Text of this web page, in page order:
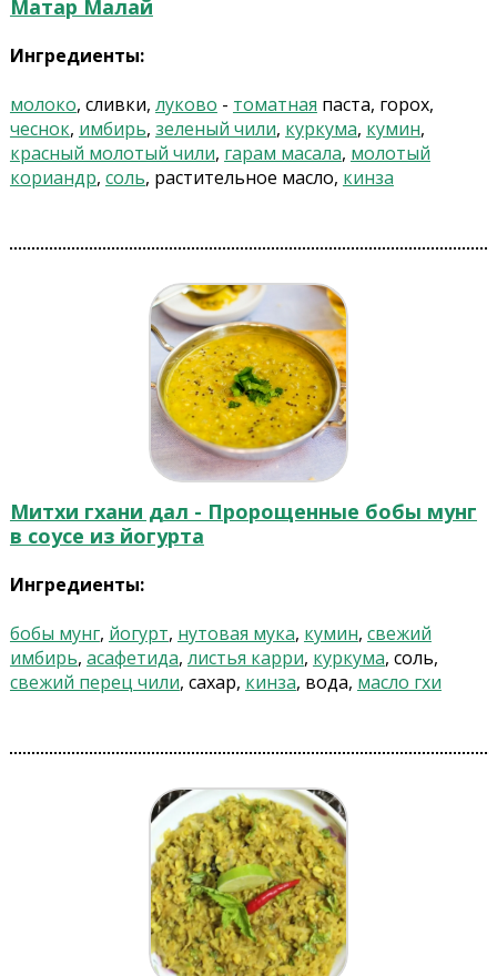
Матар Малай
Ингредиенты:
молоко, сливки, луково - томатная паста, горох,
чеснок, имбирь, зеленый чили, куркума, кумин,
красный молотый чили, гарам масала, молотый
кориандр, соль, растительное масло, кинза
Митхи гхани дал - Пророщенные бобы мунг
в соусе из йогурта
Ингредиенты:
бобы мунг, йогурт, нутовая мука, кумин, свежий
имбирь, асафетида, листья карри, куркума, соль,
свежий перец чили, сахар, кинза, вода, масло гхи